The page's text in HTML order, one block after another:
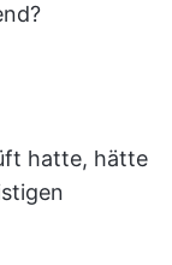
hatte, hätte